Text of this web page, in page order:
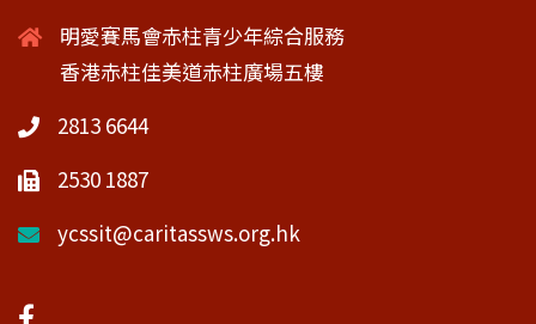
明愛賽馬會赤柱青少年綜合服務
香港赤柱佳美道赤柱廣場五樓
2813 6644
2530 1887
ycssit@caritassws.org.hk